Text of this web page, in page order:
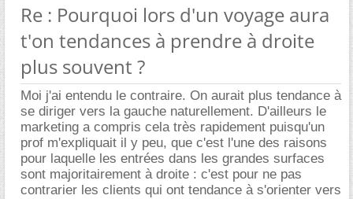
Re : Pourquoi lors d'un voyage aura
t'on tendances à prendre à droite
plus souvent ?
Moi j'ai entendu le contraire. On aurait plus tendance à
se diriger vers la gauche naturellement. D'ailleurs le
marketing a compris cela très rapidement puisqu'un
prof m'expliquait il y peu, que c'est l'une des raisons
pour laquelle les entrées dans les grandes surfaces
sont majoritairement à droite : c'est pour ne pas
contrarier les clients qui ont tendance à s'orienter vers